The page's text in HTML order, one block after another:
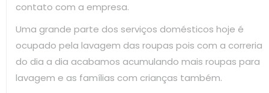
contato com a empresa.
Uma grande parte dos serviços domésticos hoje é
ocupado pela lavagem das roupas pois com a correria
do dia a dia acabamos acumulando mais roupas para
lavagem e as famílias com crianças também.